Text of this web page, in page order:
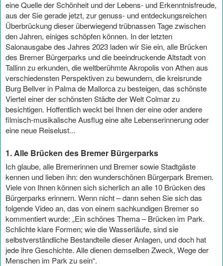
eine Quelle der Schönheit und der Lebens- und Erkenntnisfreude,
aus der Sie gerade jetzt, zur genuss- und entdeckungsreichen
Überbrückung dieser überwiegend trübnassen Tage zwischen
den Jahren, einiges schöpfen können. In der letzten
Salonausgabe des Jahres 2023 laden wir Sie ein, alle Brücken
des Bremer Bürgerparks und die beeindruckende Altstadt von
Tallinn zu erkunden, die weltberühmte Akropolis von Athen aus
verschiedensten Perspektiven zu bewundern, die kreisrunde
Burg Bellver in Palma de Mallorca zu besteigen, das schönste
Viertel einer der schönsten Städte der Welt Colmar zu
besichtigen. Hoffentlich weckt bei Ihnen der eine oder andere
filmisch-musikalische Ausflug eine alte Lebenserinnerung oder
eine neue Reiselust...
1. Alle Brücken des Bremer Bürgerparks
Ich glaube, alle Bremerinnen und Bremer sowie Stadtgäste
kennen und lieben ihn: den wunderschönen Bürgerpark Bremen.
Viele von Ihnen können sich sicherlich an alle 10 Brücken des
Bürgerparks erinnern. Wenn nicht – dann sehen Sie sich das
folgende Video an, das von einem sachkundigen Bremer so
kommentiert wurde: „Ein schönes Thema – Brücken im Park.
Schlichte klare Formen; wie die Wasserläufe, sind sie
selbstverständliche Bestandteile dieser Anlagen, und doch hat
jede ihre Geschichte. Alle dienen demselben Zweck, Wege der
Menschen im Park zu sein“.